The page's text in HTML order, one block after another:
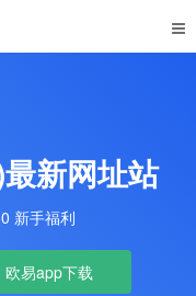
新网址站
新手福利
欧易app下载